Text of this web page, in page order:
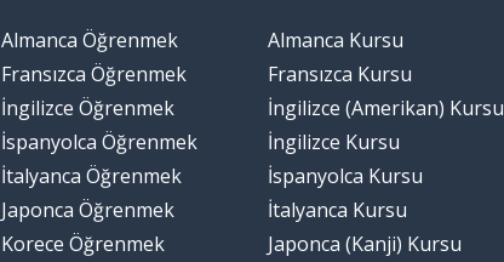
Almanca Öğrenmek
Fransızca Öğrenmek
İngilizce Öğrenmek
İspanyolca Öğrenmek
İtalyanca Öğrenmek
Japonca Öğrenmek
Korece Öğrenmek
Almanca Kursu
Fransızca Kursu
İngilizce (Amerikan) Kursu
İngilizce Kursu
İspanyolca Kursu
İtalyanca Kursu
Japonca (Kanji) Kursu